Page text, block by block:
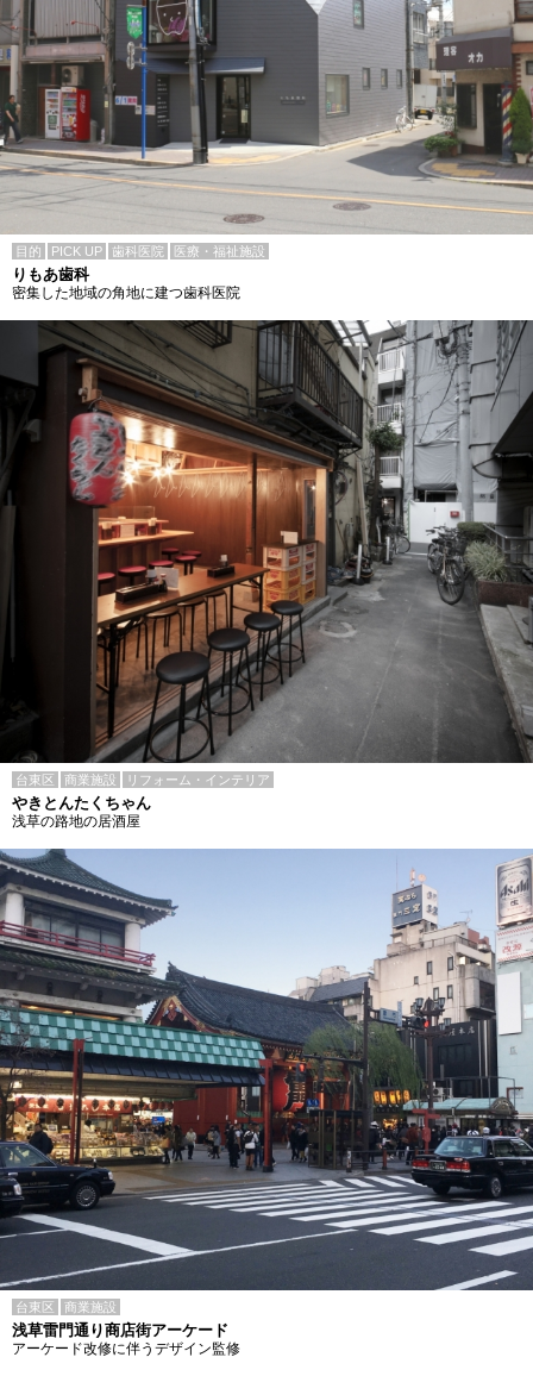
目的 PICK UP 歯科医院 医療・福祉施設
りもあ歯科
密集した地域の角地に建つ歯科医院
台東区 商業施設 リフォーム・インテリア
やきとんたくちゃん
浅草の路地の居酒屋
台東区 商業施設
浅草雷門通り商店街アーケード
アーケード改修に伴うデザイン監修